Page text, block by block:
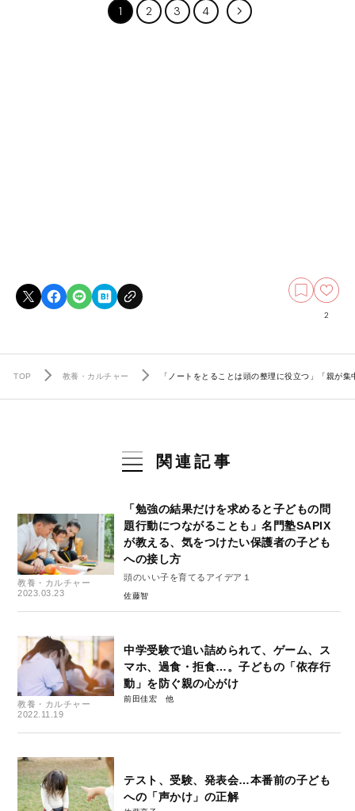
1 2 3 4
2
TOP 教養・カルチャー 「ノートをとることは頭の整理に役立つ」「親が
関連記事
教養・カルチャー
2023.03.23
「勉強の結果だけを求めると子どもの問
題行動につながることも」名門塾SAPIX
が教える、気をつけたい保護者の子ども
への接し方
頭のいい子を育てるアイデア１
佐藤智
教養・カルチャー
2022.11.19
中学受験で追い詰められて、ゲーム、ス
マホ、過食・拒食…。子どもの「依存行
動」を防ぐ親の心がけ
前田佳宏
テスト、受験、発表会…本番前の子ども
への「声かけ」の正解